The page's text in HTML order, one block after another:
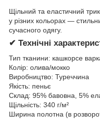
Щільний та еластичний
у різних кольорах —
сучасного одягу.
✔ Технічні
Тип тканини: кашкорсе
Колір: олива/мокко
Виробництво: Туреччина
Якість: пеньє
Склад: 95% бавовна, 5%
Щільність: 340 г/м²
Ширина полотна (в